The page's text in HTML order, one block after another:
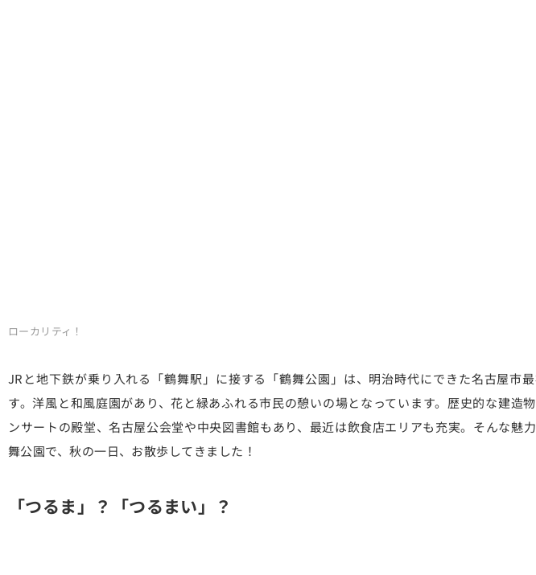
ローカリティ！
JRと地下鉄が乗り入れる「鶴舞駅」に接する「鶴舞公園」は、明治時代にできた名古屋市
す。洋風と和風庭園があり、花と緑あふれる市民の憩いの場となっています。歴史的な建造
ンサートの殿堂、名古屋公会堂や中央図書館もあり、最近は飲食店エリアも充実。そんな魅
舞公園で、秋の一日、お散歩してきました！
「つるま」？「つるまい」？